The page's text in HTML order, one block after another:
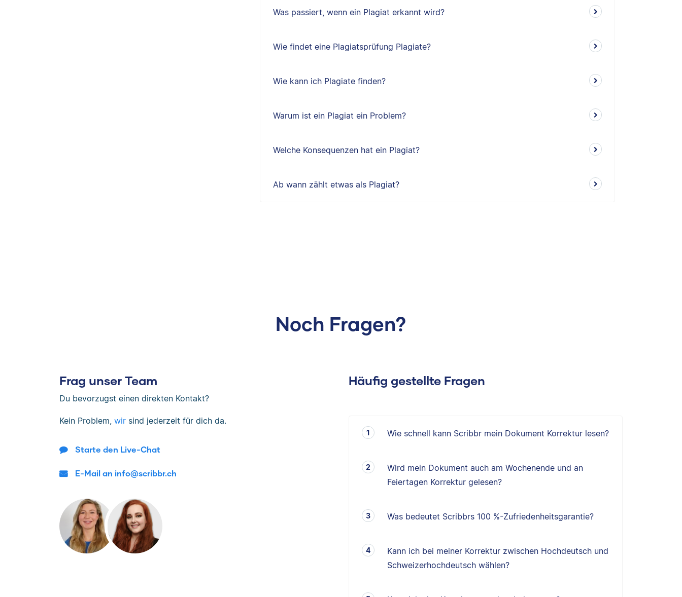
Was passiert, wenn ein Plagiat erkannt wird?
Wie findet eine Plagiatsprüfung Plagiate?
Wie kann ich Plagiate finden?
Warum ist ein Plagiat ein Problem?
Welche Konsequenzen hat ein Plagiat?
Ab wann zählt etwas als Plagiat?
Noch Fragen?
Frag unser Team
Du bevorzugst einen direkten Kontakt?
Kein Problem, wir sind jederzeit für dich da.
Starte den Live-Chat
E-Mail an info@scribbr.ch
Häufig gestellte Fragen
Wie schnell kann Scribbr mein Dokument Korrektur lesen?
Wird mein Dokument auch am Wochenende und an
Feiertagen Korrektur gelesen?
Was bedeutet Scribbrs 100 %-Zufriedenheitsgarantie?
Kann ich bei meiner Korrektur zwischen Hochdeutsch und
Schweizerhochdeutsch wählen?